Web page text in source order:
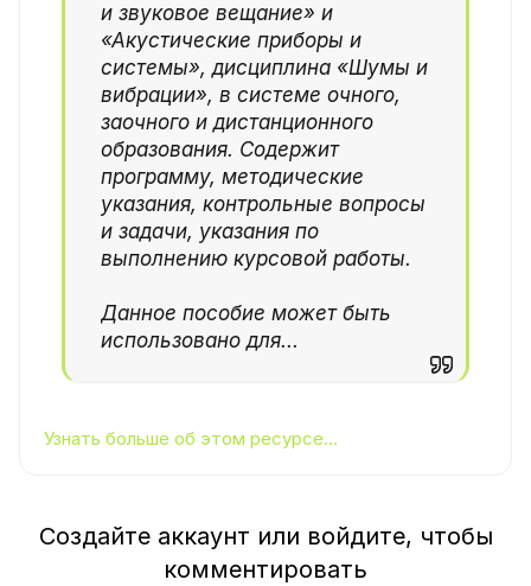
и звуковое вещание» и
«Акустические приборы и
системы», дисциплина «Шумы и
вибрации», в системе очного,
заочного и дистанционного
образования. Содержит
программу, методические
указания, контрольные вопросы
и задачи, указания по
выполнению курсовой работы.
Данное пособие может быть
использовано для...
Узнать больше об этом ресурсе...
Создайте аккаунт или войдите, чтобы
комментировать